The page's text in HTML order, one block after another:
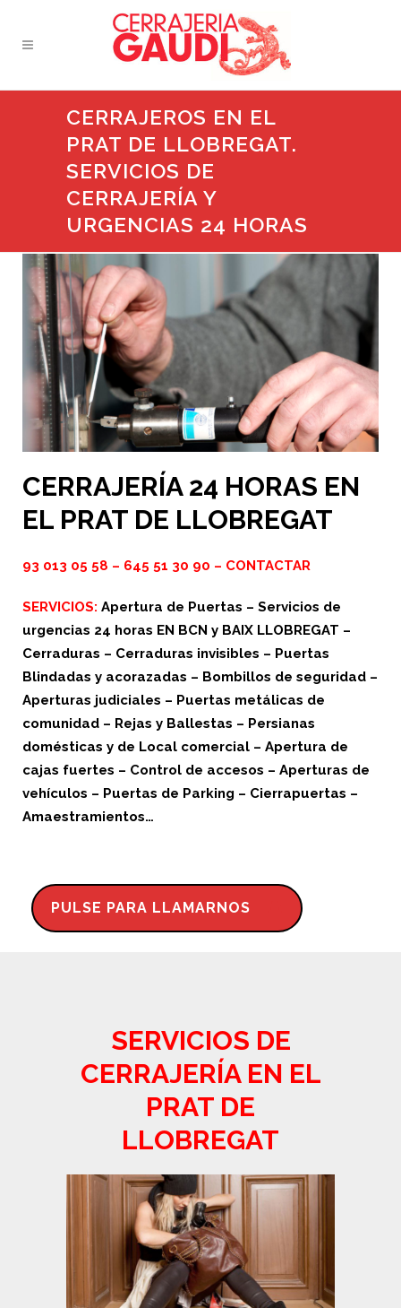
CERRAJEROS EN EL
PRAT DE LLOBREGAT.
SERVICIOS DE
CERRAJERÍA Y
URGENCIAS 24 HORAS
CERRAJERÍA 24 HORAS EN
EL PRAT DE LLOBREGAT
93 013 05 58 – 645 51 30 90 – CONTACTAR
SERVICIOS: Apertura de Puertas – Servicios de
urgencias 24 horas EN BCN y BAIX LLOBREGAT –
Cerraduras – Cerraduras invisibles – Puertas
Blindadas y acorazadas – Bombillos de seguridad –
Aperturas judiciales – Puertas metálicas de
comunidad – Rejas y Ballestas – Persianas
domésticas y de Local comercial – Apertura de
cajas fuertes – Control de accesos – Aperturas de
vehículos – Puertas de Parking – Cierrapuertas –
Amaestramientos…
PULSE PARA LLAMARNOS
SERVICIOS DE
CERRAJERÍA EN EL
PRAT DE
LLOBREGAT